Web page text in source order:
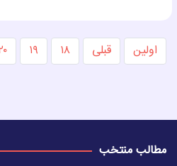
اولین
قبلی ۱۸ ۱۹
مطالب منتخب